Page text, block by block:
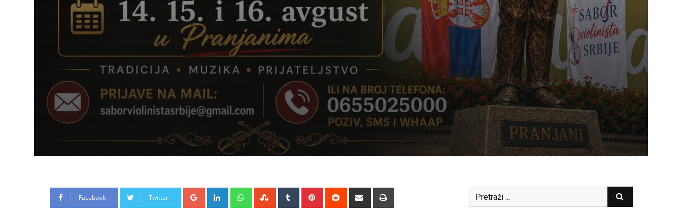
Facebook Twitter Google+ LinkedIn WhatsappStumbleUpon
Tumblr Pinterest Reddit
Share